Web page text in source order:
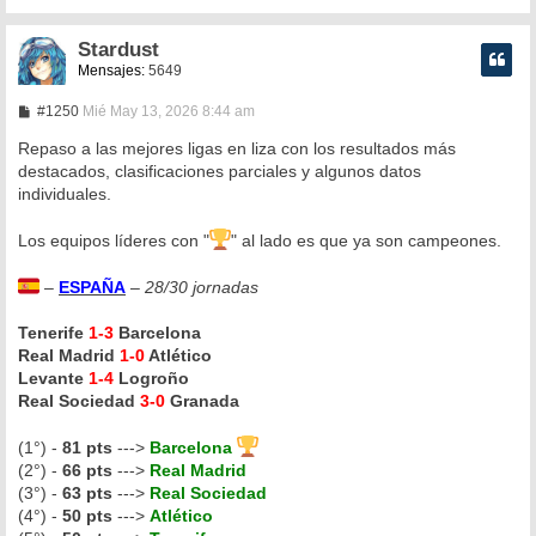
Stardust
Mensajes: 5649
#1250M
n
a
j
Mié May 13, 2026 8:44 am
Repaso a las mejores ligas en liza con los resultados más
destacados, clasificaciones parciales y algunos datos
individuales.
Los equipos líderes con " " al lado es que ya son campeones.
– ESPAÑA – 28/30 jornadas
Tenerife 1-3 Barcelona
Real Madrid 1-0Atlético
Levante 1-4 Logroño
Real Sociedad 3-0 Granada
(1°) - 81 pts ---> Barcelona
(2°) - 66 pts ---> Real Madrid
(3°) - 63 pts ---> Real Sociedad
(4°) - 50 pts ---> Atlético